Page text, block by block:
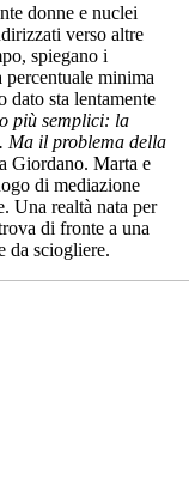
donne e nuclei
verso altre
spiegano i
minima
dato sta lentamente
più semplici: la
Ma il problema della
Giordano. Marta e
di mediazione
Una realtà nata per
di fronte a una
da sciogliere.